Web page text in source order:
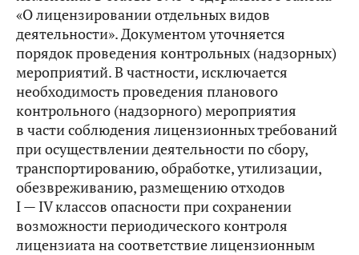
«О лицензировании отдельных видов
деятельности». Документом уточняется
порядок проведения контрольных (надзорных)
мероприятий. В частности, исключается
необходимость проведения планового
контрольного (надзорного) мероприятия
в части соблюдения лицензионных требований
при осуществлении деятельности по сбору,
транспортированию, обработке, утилизации,
обезвреживанию, размещению отходов
I — IV классов опасности при сохранении
возможности периодического контроля
лицензиата на соответствие лицензионным